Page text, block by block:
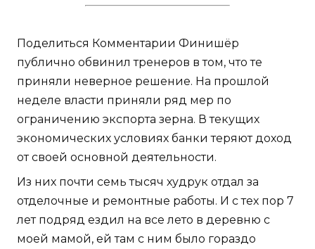
Поделиться Комментарии Финишёр
публично обвинил тренеров в том, что те
приняли неверное решение. На прошлой
неделе власти приняли ряд мер по
ограничению экспорта зерна. В текущих
экономических условиях банки теряют доход
от своей основной деятельности.
Из них почти семь тысяч худрук отдал за
отделочные и ремонтные работы. И с тех пор 7
лет подряд ездил на все лето в деревню с
моей мамой, ей там с ним было гораздо